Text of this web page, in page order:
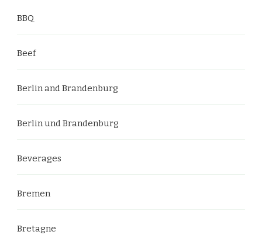
BBQ
Beef
Berlin and Brandenburg
Berlin und Brandenburg
Beverages
Bremen
Bretagne